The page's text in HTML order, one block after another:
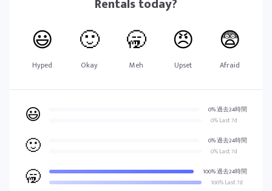
Rentalstoday?
😃
Hyped
🙂
Okay
🥱
Meh
😠
Upset
😨
Afraid
😃
0% 過去24時間
0% Last 7d
🙂
0% 過去24時間
0% Last 7d
🥱
100% 過去24時間
100% Last 7d